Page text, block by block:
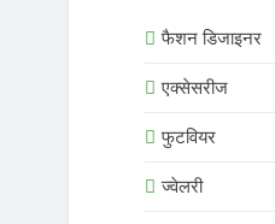
फैशन डिजाइनर
एक्सेसरीज
फुटवियर
ज्वेलरी